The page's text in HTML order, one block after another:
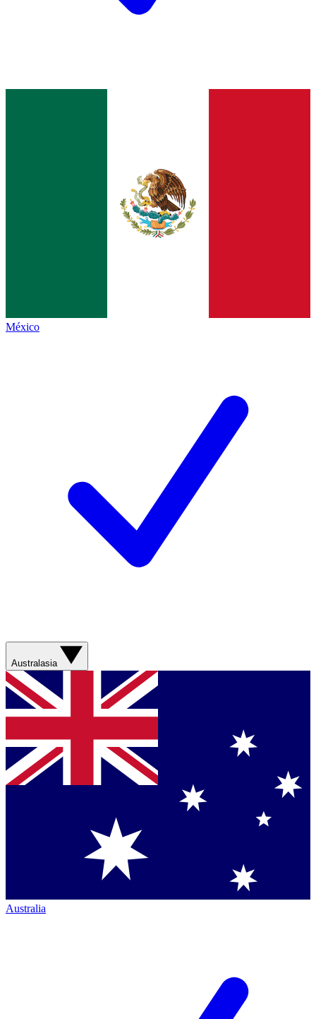
México
Australasia
Australia